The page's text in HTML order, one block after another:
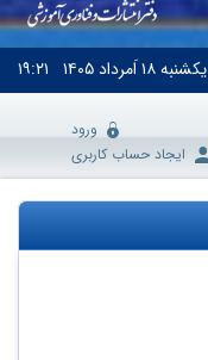
یکشنبه۱۸ اَمرداد ۱۴۰۵ ۱۹:۲۱
ورود
ایجاد حساب کاربری